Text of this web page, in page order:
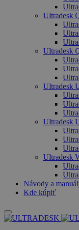
Ultradesk
Ultradesk
Ultradesk
Ultradesk
Ultradesk
Návody a
Kde kúpiť